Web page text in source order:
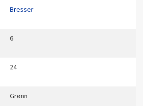
Bresser
6
24
Grønn